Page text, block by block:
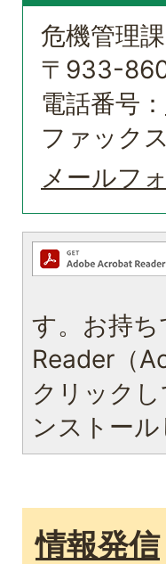
危機管理課
〒933-
電話番号：
ファック
メールフ
す。お持
Reader（
クリック
ンストール
情報発信